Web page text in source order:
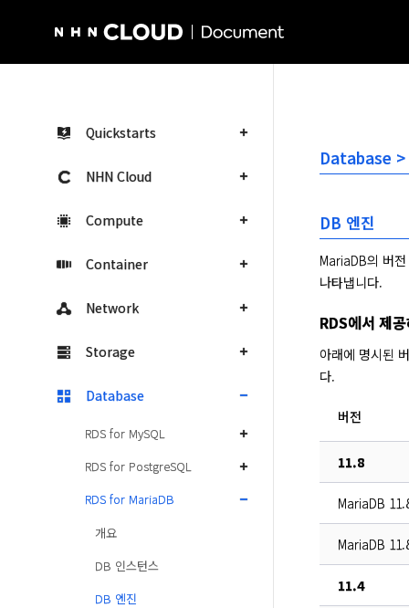
Quickstarts
NHN Cloud
Compute
Container
Network
Storage
Database
RDS for MySQL
RDS for PostgreSQL
RDS for MariaDB
개요
DB 인스턴스
DB 엔진
Database
DB 엔진
MariaDB의 버
나타냅니다.
RDS에서 제
아래에 명시된
다.
버전
11.8
MariaDB
MariaDB
11.4